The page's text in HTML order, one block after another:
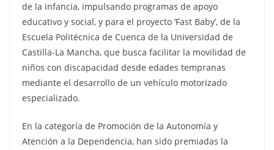
de la infancia, impulsando programas de apoyo
educativo y social, y para el proyecto ‘Fast Baby’, de la
Escuela Politécnica de Cuenca de la Universidad de
Castilla-La Mancha, que busca facilitar la movilidad de
niños con discapacidad desde edades tempranas
mediante el desarrollo de un vehículo motorizado
especializado.
En la categoría de Promoción de la Autonomía y
Atención a la Dependencia, han sido premiadas la